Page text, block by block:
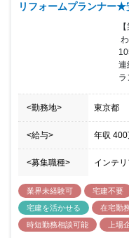
ます。
リフォームプランナー
連
ラ
<勤務地> 東京都
<給与> 年収 400
<募集職種> インテ
業界未経験可 宅建不要
宅建を活かせる
在宅勤
時短勤務相談可能
上場